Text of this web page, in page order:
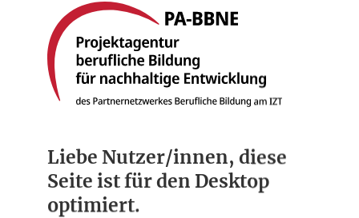
Liebe Nutzer/innen, diese
Seite ist für den Desktop
optimiert.